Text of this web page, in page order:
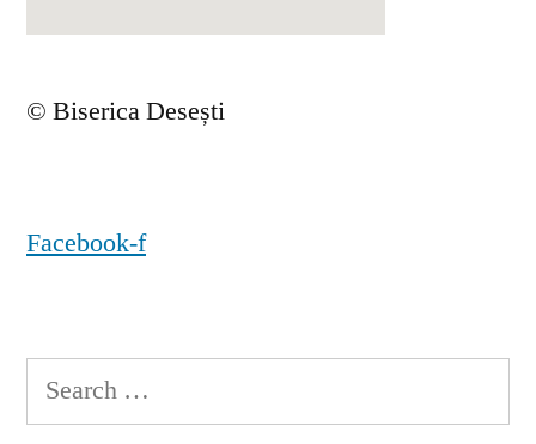
© Biserica Desești
Facebook-f
Search
for: